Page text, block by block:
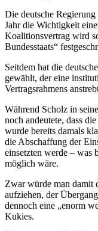
Die deutsche
Jahr die Wichtigkeit
Koalitionsvertrag wird
Bundesstaats“
Seitdem hat die
gewählt, der eine
Vertragsrahmens
Während Scholz in
noch andeutete, dass
wurde bereits damals
die Abschaffung der
einsetzten werde – was
möglich wäre.
Zwar würde man damit
aufziehen, der
dennoch eine „enorm
Kukies.